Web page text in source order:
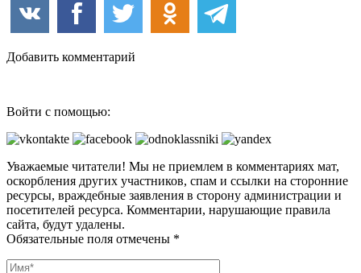
Добавить комментарий
Войти с помощью:
Уважаемые читатели! Мы не приемлем в комментариях мат,
оскорбления других участников, спам и ссылки на сторонние
ресурсы, враждебные заявления в сторону администрации и
посетителей ресурса. Комментарии, нарушающие правила
сайта, будут удалены.
Обязательные поля отмечены *